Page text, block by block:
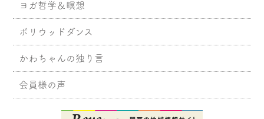
ヨガ哲学＆瞑想
ボリウッドダンス
かわちゃんの独り言
会員様の声